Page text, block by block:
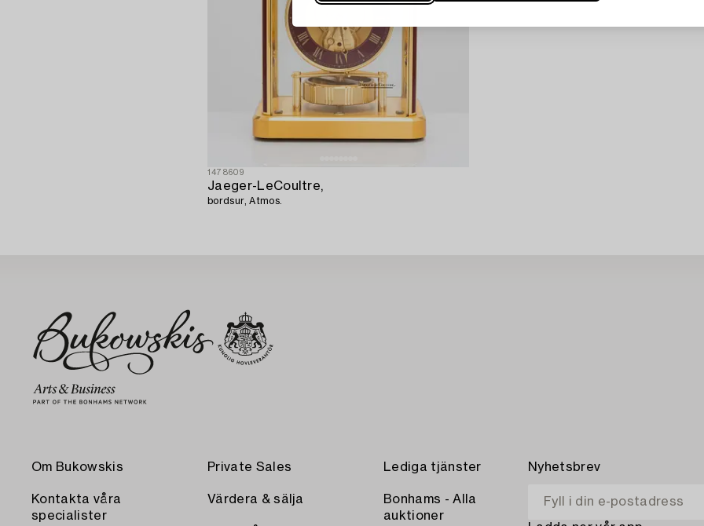
1478609
Jaeger-LeCoultre,
bordsur, Atmos.
Om Bukowskis
Kontakta våra
specialister
Private Sales
Värdera & sälja
Lediga tjänster
Bonhams - Alla
auktioner
Nyhetsbrev